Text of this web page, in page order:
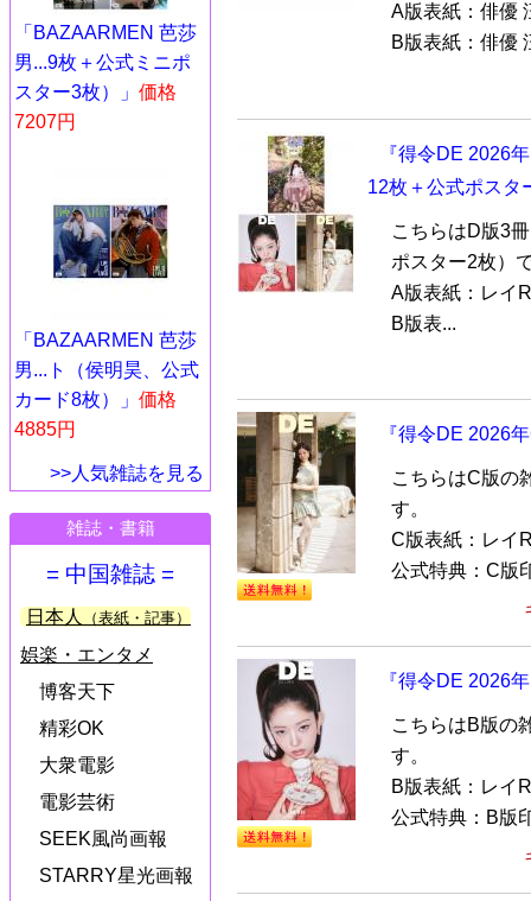
「BAZAARMEN 芭莎
男...9枚＋公式ミニポ
スター3枚）」 価格
7207円
「BAZAARMEN 芭莎
男...ト（侯明昊、公式
カード8枚）」 価格
4885円
>>人気雑誌を見る
雑誌・書籍
= 中国雑誌 =
日本人 （表紙・記事）
娯楽・エンタメ
博客天下
精彩OK
大衆電影
電影芸術
SEEK風尚画報
STARRY星光画報
A版表紙：俳優
B版表紙：俳優
『得令DE 2026
12枚＋公式ポスタ
こちらはD版3
ポスター2枚）
A版表紙：レイ
B版表...
『得令DE 2026
こちらはC版の
す。
C版表紙：レイ
公式特典：C版
『得令DE 2026
こちらはB版の
す。
B版表紙：レイ
公式特典：B版